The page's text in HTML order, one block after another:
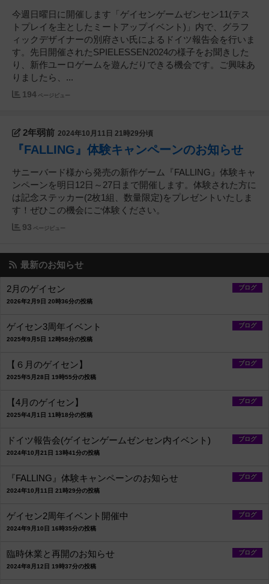
今週日曜日に開催します「ゲイセンゲームゼンセン11(テス
トプレイを主としたミートアップイベント)」内で、グラフ
ィックデザイナーの別府さい氏によるドイツ報告会を行いま
す。先日開催されたSPIELESSEN2024の様子をお聞きした
り、新作ユーロゲームを遊んだりできる機会です。ご興味あ
りましたら、...
194 ページビュー
2年弱前 2024年10月11日 21時29分頃
『FALLING』体験キャンペーンのお知らせ
サニーバード様から発売の新作ゲーム『FALLING』体験キャ
ンペーンを明日12日～27日まで開催します。体験された方に
は記念ステッカー(2枚1組、数量限定)をプレゼントいたしま
す！ぜひこの機会にご体験ください。
93 ページビュー
最新のお知らせ
ブログ
2月のゲイセン
2026年2月9日 20時36分の投稿
ブログ
ゲイセン3周年イベント
2025年9月5日 12時58分の投稿
ブログ
【６月のゲイセン】
2025年5月28日 19時55分の投稿
ブログ
【4月のゲイセン】
2025年4月1日 11時18分の投稿
ブログ
ドイツ報告会(ゲイセンゲームゼンセン内イベント)
2024年10月21日 13時41分の投稿
ブログ
『FALLING』体験キャンペーンのお知らせ
2024年10月11日 21時29分の投稿
ブログ
ゲイセン2周年イベント開催中
2024年9月10日 16時35分の投稿
ブログ
臨時休業と再開のお知らせ
2024年8月12日 19時37分の投稿